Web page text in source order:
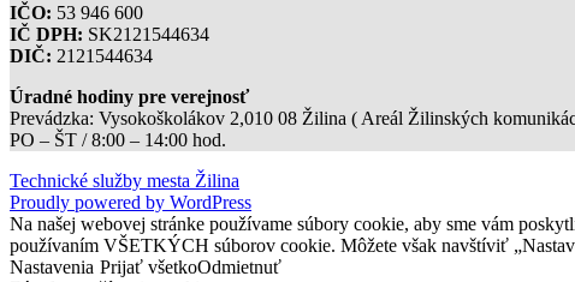
IČO: 53 946 600
IČ DPH: SK2121544634
DIČ: 2121544634
Úradné hodiny pre verejnosť
Prevádzka: Vysokoškolákov 2,010 08 Žilina ( Areál Žilinských
PO – ŠT / 8:00 – 14:00 hod.
Technické služby mesta Žilina
Proudly powered by WordPress
Na našej webovej stránke používame súbory cookie, aby sme vám
používaním VŠETKÝCH súborov cookie. Môžete však navštíviť
Nastavenia Prijať všetkoOdmietnuť